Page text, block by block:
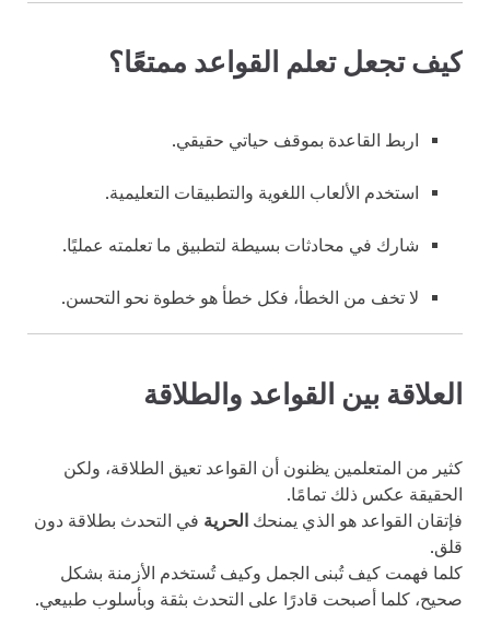
كيف تجعل تعلم القواعد ممتعًا؟
اربط القاعدة بموقف حياتي حقيقي.
استخدم الألعاب اللغوية والتطبيقات التعليمية.
شارك في محادثات بسيطة لتطبيق ما تعلمته عمليًا.
لا تخف من الخطأ، فكل خطأ هو خطوة نحو التحسن.
العلاقة بين القواعد والطلاقة
كثير من المتعلمين يظنون أن القواعد تعيق الطلاقة، ولكن
الحقيقة عكس ذلك تمامًا.
فإتقان القواعد هو الذي يمنحك الحرية في التحدث بطلاقة دون
قلق.
كلما فهمت كيف تُبنى الجمل وكيف تُستخدم الأزمنة بشكل
صحيح، كلما أصبحت قادرًا على التحدث بثقة وبأسلوب طبيعي.